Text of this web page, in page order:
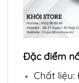
Đặc điểm
Chất